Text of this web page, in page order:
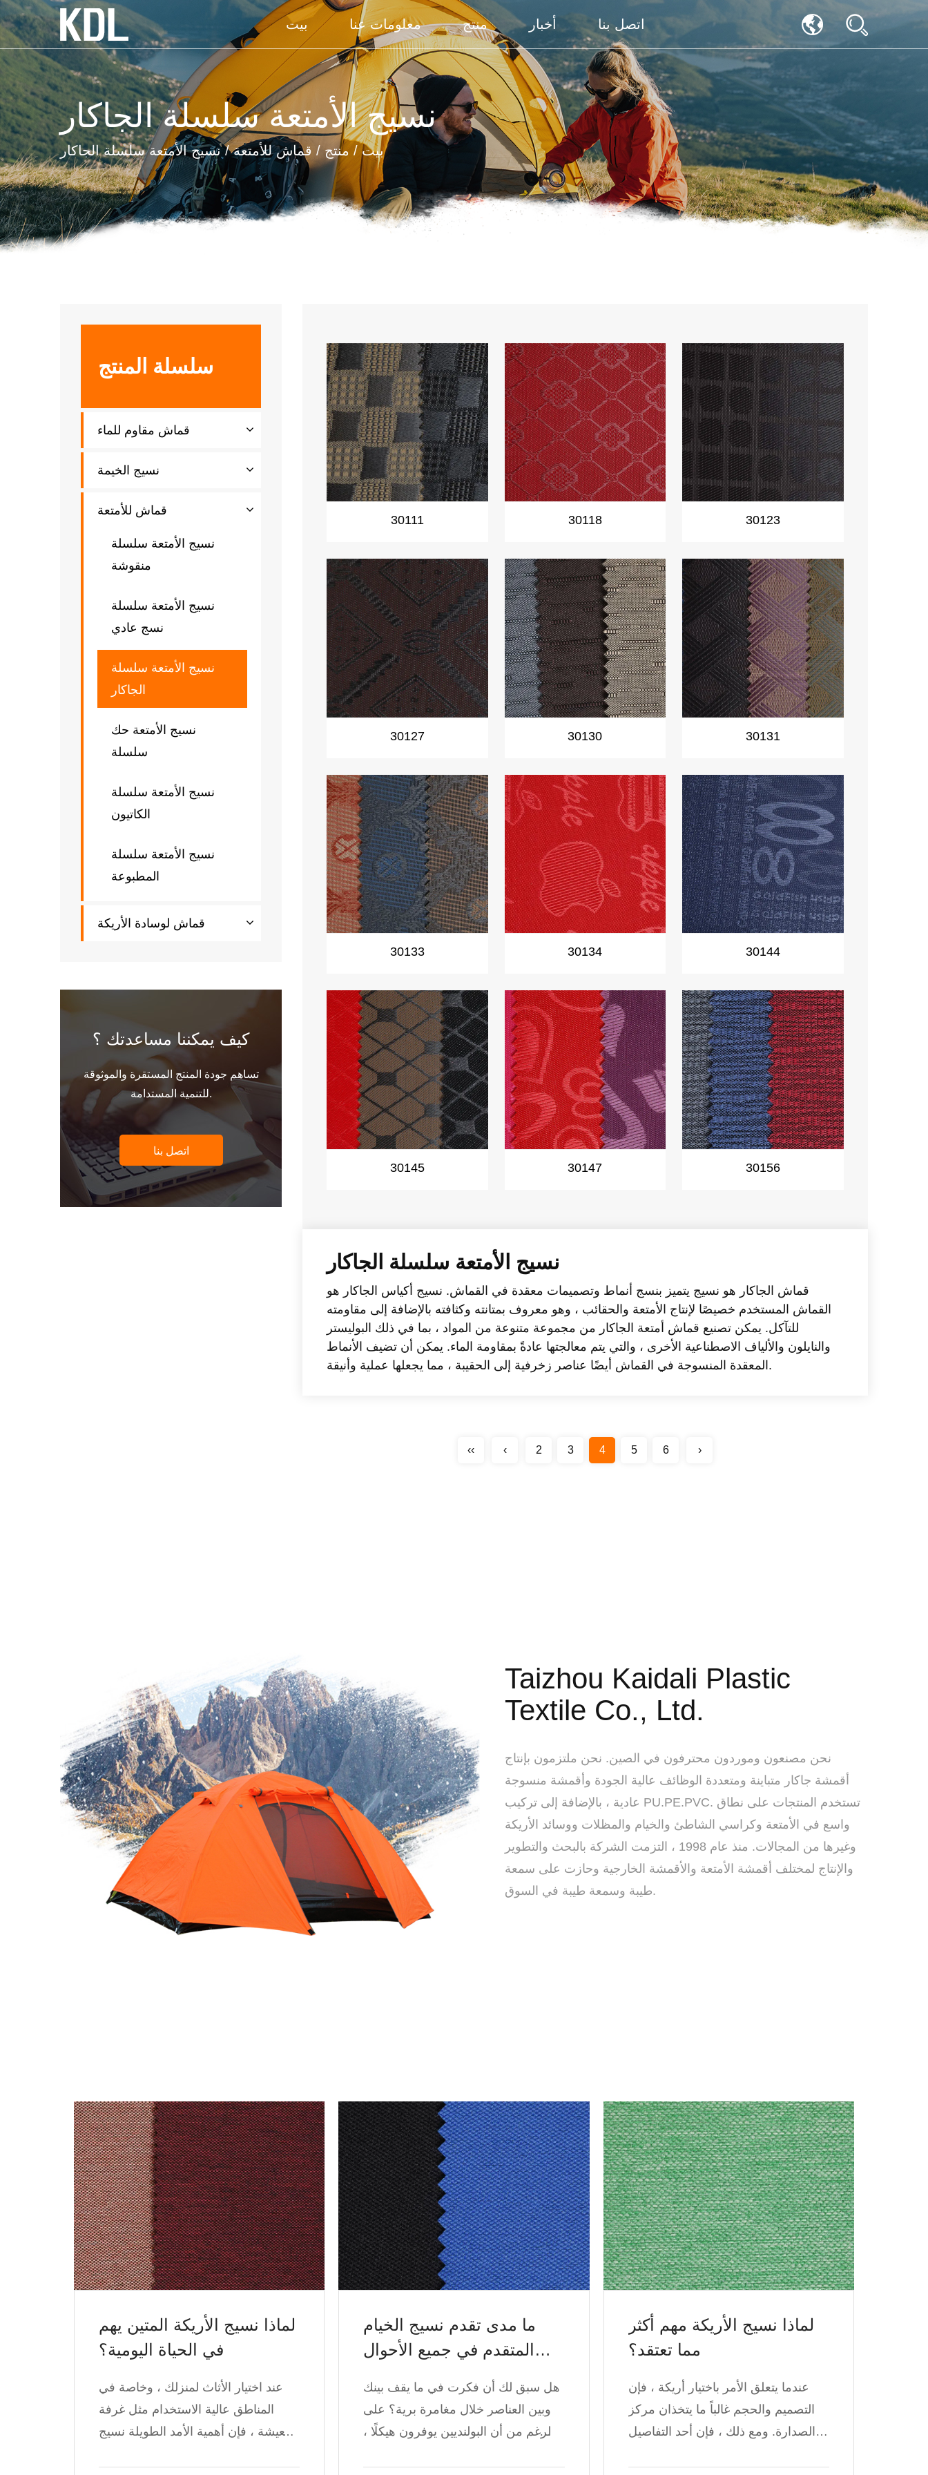
بيت معلومات عنا منتج أخبار اتصل بنا
نسيج الأمتعة سلسلة الجاكار
بيت / منتج/ قماش للأمتعة/نسيج الأمتعة سلسلة الجاكار
سلسلة المنتج
قماش مقاوم للماء
نسيج الخيمة
قماش للأمتعة
نسيج الأمتعة سلسلة
منقوشة
نسيج الأمتعة سلسلة
نسج عادي
نسيج الأمتعة سلسلة
الجاكار
نسيج الأمتعة حك
سلسلة
نسيج الأمتعة سلسلة
الكاتيون
نسيج الأمتعة سلسلة
المطبوعة
قماش لوسادة الأريكة
كيف يمكننا مساعدتك ؟
تساهم جودة المنتج المستقرة والموثوقة
للتنمية المستدامة.
اتصل بنا
30111 30118 30123
30127 30130 30131
30133 30134 30144
30145 30147 30156
نسيج الأمتعة سلسلة الجاكار
قماش الجاكار هو نسيج يتميز بنسج أنماط وتصميمات معقدة في القماش. نسيج أكياس الجاكار هو
القماش المستخدم خصيصًا لإنتاج الأمتعة والحقائب ، وهو معروف بمتانته وكثافته بالإضافة إلى مقاومته
للتآكل. يمكن تصنيع قماش أمتعة الجاكار من مجموعة متنوعة من المواد ، بما في ذلك البوليستر
والنايلون والألياف الاصطناعية الأخرى ، والتي يتم معالجتها عادةً بمقاومة الماء. يمكن أن تضيف الأنماط
المعقدة المنسوجة في القماش أيضًا عناصر زخرفية إلى الحقيبة ، مما يجعلها عملية وأنيقة.
‹‹ ‹ 2 3 4 5 6 ›
Taizhou Kaidali Plastic
Textile Co., Ltd.
نحن مصنعون وموردون محترفون في الصين. نحن ملتزمون بإنتاج
أقمشة جاكار متباينة ومتعددة الوظائف عالية الجودة وأقمشة منسوجة
عادية ، بالإضافة إلى تركيب PU.PE.PVC. تستخدم المنتجات على نطاق
واسع في الأمتعة وكراسي الشاطئ والخيام والمظلات ووسائد الأريكة
وغيرها من المجالات. منذ عام 1998 ، التزمت الشركة بالبحث والتطوير
والإنتاج لمختلف أقمشة الأمتعة والأقمشة الخارجية وحازت على سمعة
طيبة وسمعة طيبة في السوق.
لماذا نسيج الأريكة المتين يهم
في الحياة اليومية؟
عند اختيار الأثاث لمنزلك ، وخاصة في
المناطق عالية الاستخدام مثل غرفة
المعيشة ، فإن أهمية الأمد الطويلة نسيج
ما مدى تقدم نسيج الخيام
المتقدم في جميع الأحوال
هل سبق لك أن فكرت في ما يقف بينك
وبين العناصر خلال مغامرة برية؟ على
الرغم من أن البولنديين يوفرون هيكلًا ،
لماذا نسيج الأريكة مهم أكثر
مما تعتقد؟
عندما يتعلق الأمر باختيار أريكة ، فإن
التصميم والحجم غالباً ما يتخذان مركز
الصدارة. ومع ذلك ، فإن أحد التفاصيل